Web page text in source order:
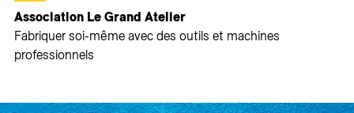
Association Le Grand Atelier
Fabriquer soi-même avec des outils et machines
professionnels